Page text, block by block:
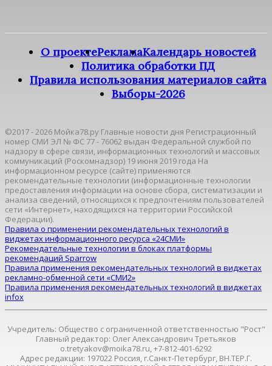
О проектеРекламаКалендарь новостей
Политика обработки ПД
Правила использования материалов сайта
Выборы-2026
©2017 - 2026 Мойка78.ру Главные новости дня Регистрационный
номер СМИ ЭЛ № ФС 77 - 76062 выдан Федеральной службой по
надзору в сфере связи, информационных технологий и массовых
коммуникаций (Роскомнадзор) 19 июня 2019 года На
информационном ресурсе (сайте) применяются
рекомендательные технологии (информационные технологии
предоставления информации на основе сбора, систематизации и
анализа сведений, относящихся к предпочтениям пользователей
сети «Интернет», находящихся на территории Российской
Федерации).
Правила о применении рекомендательных технологий в
виджетах информационного ресурса «24СМИ»
Рекомендательные технологии в блоках платформы
рекомендаций Sparrow
Правила применения рекомендательных технологий в виджетах
рекламно-обменной сети «СМИ2»
Правила применения рекомендательных технологий в виджетах
infox
Учредитель: Общество с ограниченной ответственностью "Рост"
Главный редактор: Олег Александрович Третьяков
o.tretyakov@moika78.ru, +7-812-401-6292
Адрес редакции: 197022 Россия, г.Санкт-Петербург, ВН.ТЕР.Г.